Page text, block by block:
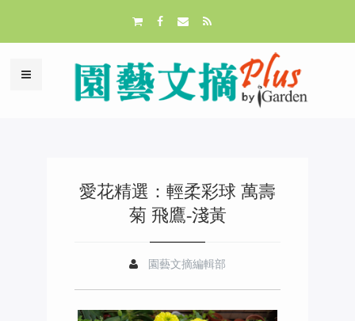
愛花精選：輕柔彩球 萬壽
菊 飛鷹-淺黃
園藝文摘編輯部